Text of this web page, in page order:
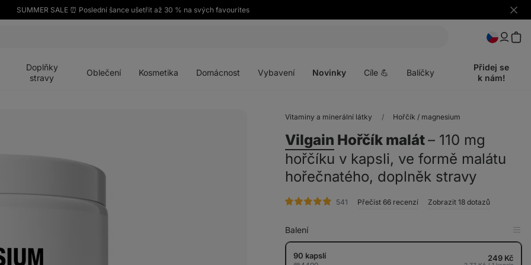
SUMMER SALE ⏰ Poslední šance ušetřit až 30 % na svých favourites
Skrýt
Doplňky
stravy
Oblečení Kosmetika Domácnost Vybavení Novinky Cíle 💪 Balíčky
Přidej se
k nám!
Vitaminy a minerální látky Hořčík / magnesium
Vilgain Hořčík malát⁠–⁠ 110 mg
hořčíku v kapsli, ve formě malátu
hořečnatého, doplněk stravy
541 hodnocení
Přečíst 66 recenzí Zobrazit 18 dotazů
Balení
v
90 kapslí 249 Kč